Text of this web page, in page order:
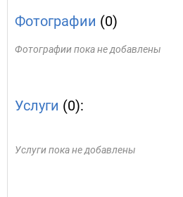
Фотографии (0)
Фотографии пока не добавлены
Услуги (0):
Услуги пока не добавлены